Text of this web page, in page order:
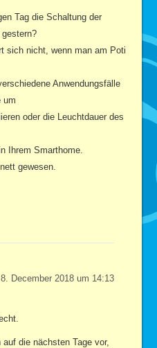
Tag die Schaltung der
gestern?
sich nicht, wenn man am Poti
Anwendungsfälle
um
oder die Leuchtdauer des
Ihrem Smarthome.
gewesen.
December 2018 um 14:13
die nächsten Tage vor,